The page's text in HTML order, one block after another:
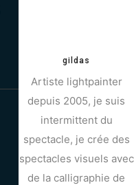
gildas
Artiste lightpainter
depuis 2005, je suis
intermittent du
spectacle, je crée des
spectacles visuels avec
de la calligraphie de